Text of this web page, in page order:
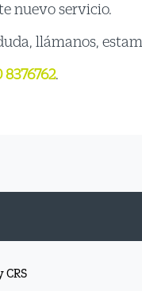
nuevo servicio.
llámanos,
8376762.
CRS